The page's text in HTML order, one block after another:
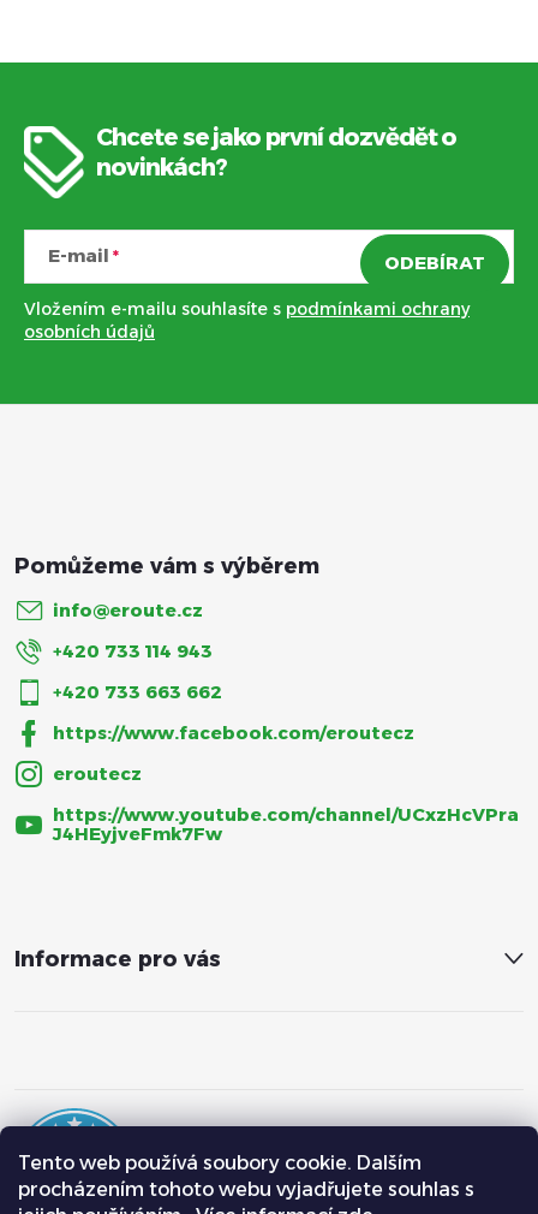
Tento web používá soubory cookie. Dalším
procházením tohoto webu vyjadřujete souhlas s
Z
á
p
a
t
Chcete se jako první dozvědět o
novinkách?
E-mail
Vložením e-mailu souhlasíte s podmínkami ochrany
osobních údajů
ODEBÍRAT
info@eroute.cz
+420 733 114 943
+420 733 663 662
https://www.facebook.com/eroutecz
eroutecz
https://www.youtube.com/channel/UCxzHcVPra
J4HEyjveFmk7Fw
Informace pro vás